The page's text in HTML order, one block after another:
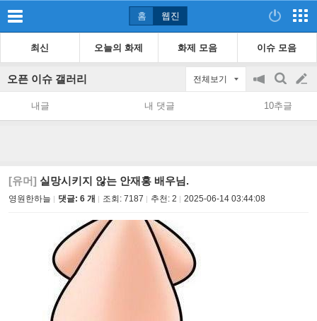
홈 웹진
최신 오늘의 화제 화제 모음 이슈 모음
오픈 이슈 갤러리 전체보기
공
지
on/off
검
색
글
쓰
내글 내 댓글 10추글
[유머] 실망시키지 않는 안재홍 배우님.
영원한하늘 댓글: 6 개 조회: 7187 추천: 2 2025-06-14 03:44:08